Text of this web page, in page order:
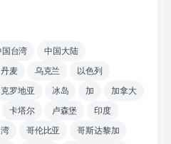
国台湾
中国大陆
丹麦 乌克兰
以色列
克罗地亚 冰岛 加
加拿大
卡塔尔 卢森堡
印度
哥伦比亚
哥斯达黎加